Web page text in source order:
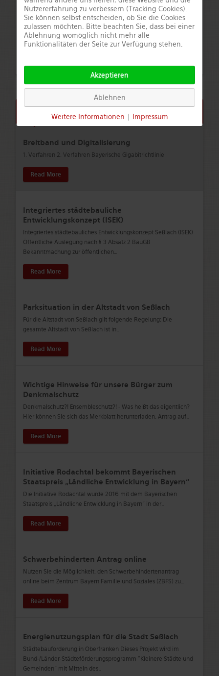
Aktuelle Infos
Breitband und Digitalisierung
1. Verfahren 2. Verfahren Bayerische Gigabitrichtlinie
Read More
Integriertes städtebauliche
Entwicklungskonzept (ISEK)
Integriertes städtebauliches Entwicklungskonzept Seßlach (ISEK)
Öffentliche Auslegung nach § 3 Absatz 2 BauGB
Bekanntmachung zur öffentlichen…
Read More
Parksituation in der Altstadt von Seßlach
Für die Altstadt von Seßlach gilt folgende Regelung: Die
gesamte Altstadt von Seßlach ist in…
Read More
Wichtige Hinweise für unsere Bürger zum
Denkmalschutz
Denkmalschutz?! Ensembleschutz?! - Was heißt das eigentlich?
Hier können Sie sich das Merkblatt herunterladen. Antrag auf…
Read More
Initiative Rodachtal bekommt Bayerischen
Staatspreis „Ländliche Entwicklung in Bayern“
Die Initiative Rodachtal wurde 2016 mit dem Bayerischen
Staatspreis „Ländliche Entwicklung in Bayern“ in der…
Read More
Schwerbehinderten Antrag online
Nutzen Sie die Möglichkeit, den Schwerbehindertenantrag
online beim Zentrum Bayern Familie und Soziales (ZBFS) zu…
Read More
Energienutzungsplan für die Stadt Seßlach
Städtebauförderung in Oberfranken Dieses Projekt wird im
Bund-/Länder-Städteförderungsprogramm "Kleinere Städte und
Gemeinden" mit Mitteln des…
Nutzererfahrung zu verbessern (Tracking Cookies).
Sie können selbst entscheiden, ob Sie die Cookies
zulassen möchten. Bitte beachten Sie, dass bei einer
Ablehnung womöglich nicht mehr alle
Funktionalitäten der Seite zur Verfügung stehen.
Akzeptieren
Ablehnen
Weitere Informationen Impressum